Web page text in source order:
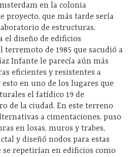
en la colonia
proyecto, que más tarde sería
de estructuras,
el diseño de edificios
terremoto de 1985 que sacudió a
Infante le parecía aún más
eficientes y resistentes a
en uno de los lugares que
el fatídico 19 de
de la ciudad. En este terreno
a cimentaciones, puso
en losas, muros y trabes,
y diseñó nodos para estas
repetirían en edificios como